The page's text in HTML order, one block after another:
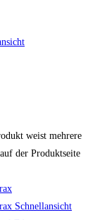
weist mehrere
der Produktseite
Schnellansicht